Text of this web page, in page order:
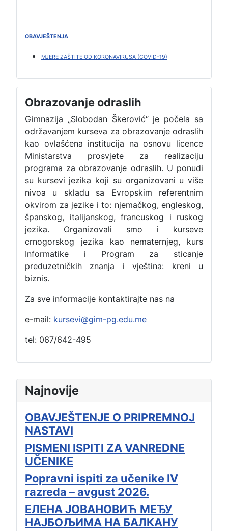
Najnovije
OBAVJEŠTENJE O PRIPREMNOJ
NASTAVI
PISMENI ISPITI ZA VANREDNE
UČENIKE
Popravni ispiti za učenike IV
razreda – avgust 2026.
ЕЛЕНА ЈОВАНОВИЋ МЕЂУ
НАЈБОЉИМА НА БАЛКАНУ
OBAVJEŠTENJA
MJERE ZAŠTITE OD KORONAVIRUSA (COVID-19)
Obrazovanje odraslih
Gimnazija „Slobodan Škerović“ je počela sa
održavanjem kurseva za obrazovanje odraslih
kao ovlašćena institucija na osnovu licence
Ministarstva prosvjete za realizaciju
programa za obrazovanje odraslih. U ponudi
su kursevi jezika koji su organizovani u više
nivoa u skladu sa Evropskim referentnim
okvirom za jezike i to: njemačkog, engleskog,
španskog, italijanskog, francuskog i ruskog
jezika. Organizovali smo i kurseve
crnogorskog jezika kao nematernjeg, kurs
Informatike i Program za sticanje
preduzetničkih znanja i vještina: kreni u
biznis.
Za sve informacije kontaktirajte nas na
e-mail: kursevi@gim-pg.edu.me
tel: 067/642-495